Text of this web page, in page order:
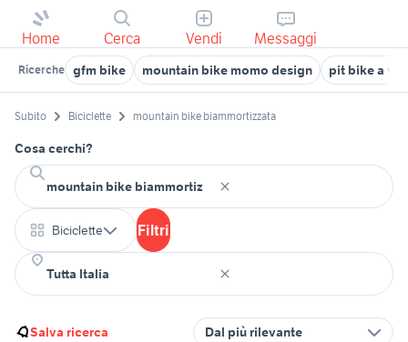
Home Cerca Vendi Messaggi
Ricerche gfm bike mountain bike momo design pit bike a
Subito Biciclette mountain bike biammortizzata
Cosa cerchi?
Biciclette Filtri
Salva ricerca Dal più rilevante